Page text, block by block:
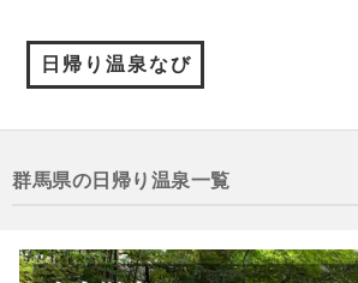
日帰り温泉なび
群馬県の日帰り温泉一覧